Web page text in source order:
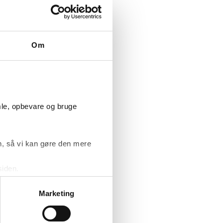
Om
opbevare og bruge
så vi kan gøre den mere
Marketing
påstand
være
har været
vægt på,
godkendt
ikke kunne